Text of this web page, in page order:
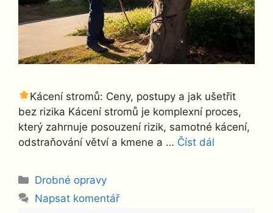
Kácení stromů: Ceny, postupy a jak ušetřit
bez rizika Kácení stromů je komplexní proces,
který zahrnuje posouzení rizik, samotné kácení,
odstraňování větví a kmene a … Číst dál
Rubriky
Drobné opravy
Napsat komentář